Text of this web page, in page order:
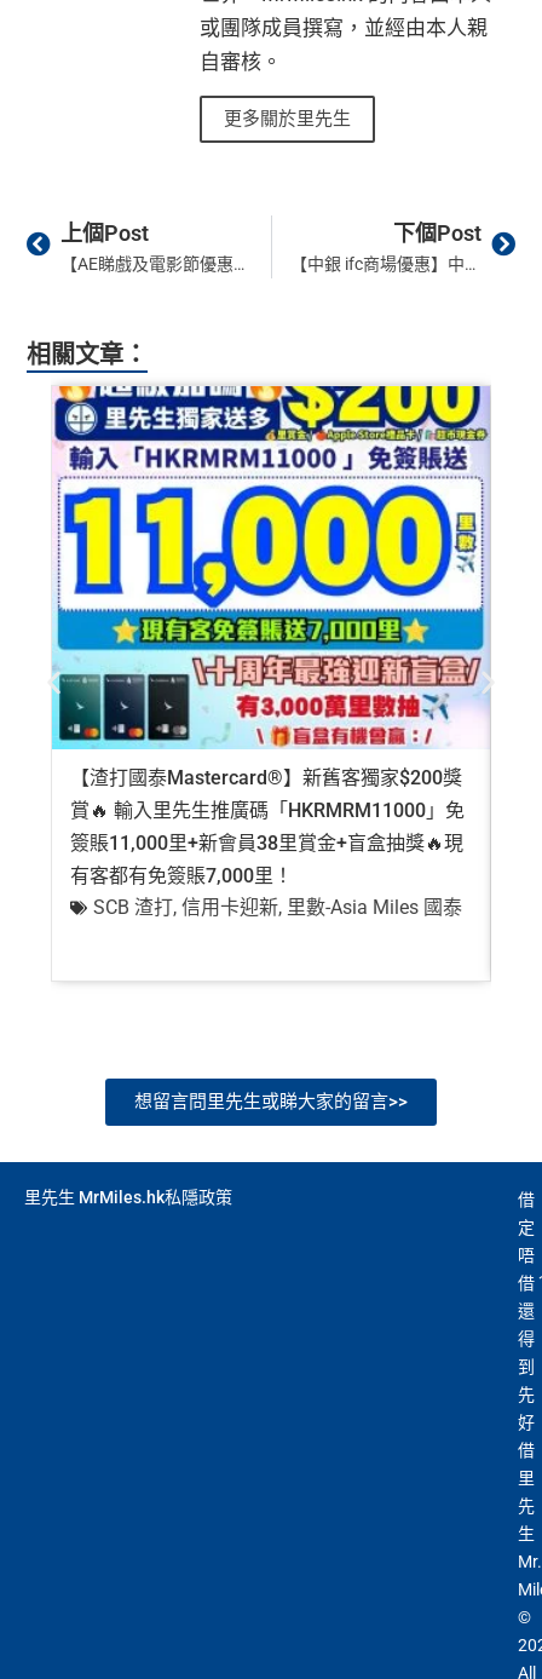
或團隊成員撰寫，並經由本人親
自審核。
更多關於里先生
Prev
上個Post
【AE睇戲及電影節優惠】用AE信用卡去百老匯院線睇戲低至8折！逢星期五3D/IMAX戲飛買一送一！電影節門票7折！
下個Post
【中銀 ifc商場優惠】中銀信用卡/BoC Pay+ 於ifc商場簽賬賺高達$3,600獎賞！
相關文章：
【渣打國泰Mastercard®】新舊客獨家$200獎
賞🔥 輸入里先生推廣碼「HKRMRM11000」免
簽賬11,000里+新會員38里賞金+盲盒抽獎🔥現
有客都有免簽賬7,000里！
SCB 渣打,信用卡迎新, 里數-Asia Miles 國泰
想留言問里先生或睇大家的留言>>
里先生 MrMiles.hk私隱政策
借
定
唔
借
還
得
到
先
好
借
里
先
生
Mr.
©
All